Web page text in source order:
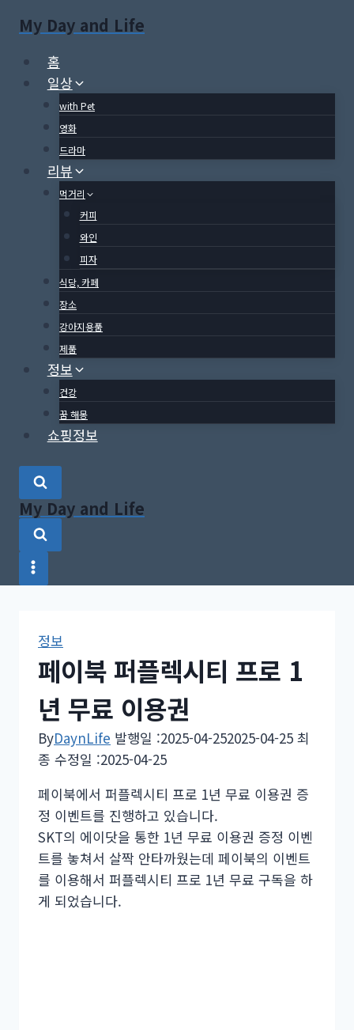
content
My Day and Life
홈
일상
with Pet
영화
드라마
리뷰
먹거리
커피
와인
피자
식당, 카페
장소
강아지용품
제품
정보
건강
꿈 해몽
쇼핑정보
My Day and Life
정보
페이북 퍼플렉시티 프로 1
년 무료 이용권
ByDaynLife 발행일 :2025-04-252025-04-25 최
종 수정일 :2025-04-25
페이북에서 퍼플렉시티 프로 1년 무료 이용권 증
정 이벤트를 진행하고 있습니다.
SKT의 에이닷을 통한 1년 무료 이용권 증정 이벤
트를 놓쳐서 살짝 안타까웠는데 페이북의 이벤트
를 이용해서 퍼플렉시티 프로 1년 무료 구독을 하
게 되었습니다.